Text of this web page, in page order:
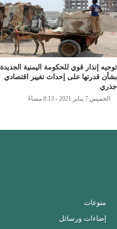
توجيه إنذار قوي للحكومة اليمنية الجديدة
بشأن قدرتها على إحداث تغيير اقتصادي
جذري
الخميس 7 يناير 2021 - 8:13 مساءً
منوعات
إضاءات ورسائل